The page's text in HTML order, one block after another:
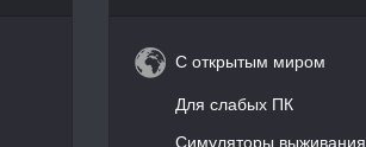
С открытым миром
Для слабых ПК
Симуляторы выживания